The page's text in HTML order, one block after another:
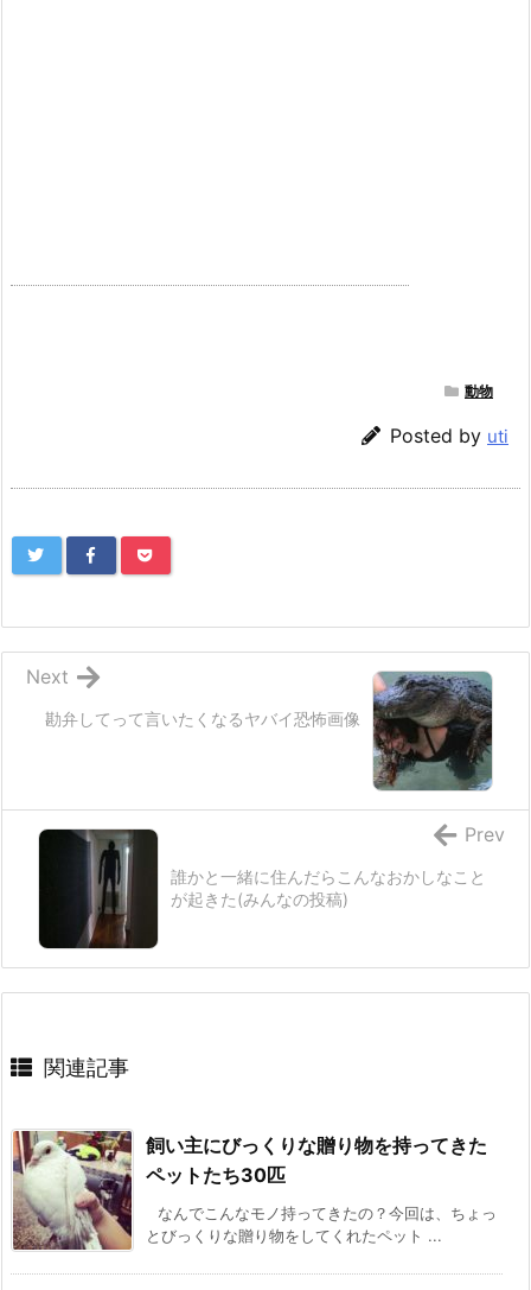
動物
Posted by uti
勘弁してって言いたくなるヤバイ恐怖画像
Next
誰かと一緒に住んだらこんなおかしなこと
が起きた(みんなの投稿)
Prev
関連記事
飼い主にびっくりな贈り物を持ってきた
ペットたち30匹
なんでこんなモノ持ってきたの？今回は、ちょっ
とびっくりな贈り物をしてくれたペット ...